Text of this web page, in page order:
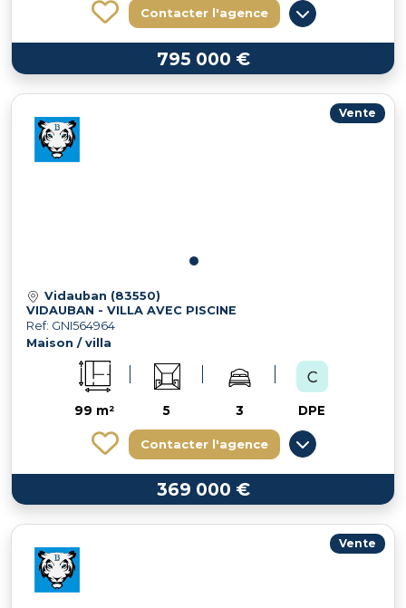
Contacter l'agence
795 000 €
Vente
Vidauban (83550)
VIDAUBAN - VILLA AVEC PISCINE
Ref: GNI564964
Maison / villa
99 m² 5 3 DPE
Contacter l'agence
369 000 €
Vente